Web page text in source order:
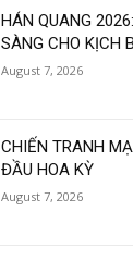
HÁN QUANG
SÀNG CHO KỊCH
August 7, 2026
CHIẾN TRANH
ĐẦU HOA KỲ
August 7, 2026